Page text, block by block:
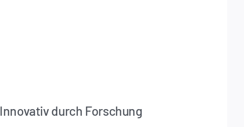
Innovativ durch Forschung